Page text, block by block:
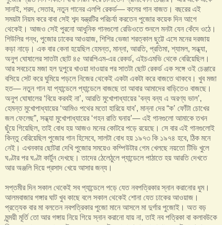
সানাই, শরদ, সেতার, নতুন গানের এলপি রেকর্ড— কলের গান বাজত। বছরের এই
সময়টা নিয়ম করে বাবা সেই শব্দ যন্ত্রটির পরিচর্যা করতেন পুজোর কয়েক দিন আগে
থেকেই। আজও সেই পুরনো আধুনিক গানগুলো রেডিওতে শুনলে মনটা যেন কেঁদে ওঠে।
শিউলির গন্ধ, পুজোর ঢাকের আওয়াজ, শিশির ভেজা শরত্কাল ছুট্টে এসে মনের দরজায়
কড়া নাড়ে। এক বার কেনা হয়েছিল হেমন্ত, মান্না, আরতি, প্রতিমা, শ্যামল, সন্ধ্যা,
অনুপ ঘোষালের সাতটা ছোট ৪৫ আরপিএম-এর রেকর্ড, এইচএমভি থেকে বেরিয়েছিল।
আর সবচেয়ে মজা হল দুপুরে খাওয়া দাওয়ার পর সাতটা ছোট রেকর্ড এক সঙ্গে ওই চেঞ্জারে
বসিয়ে সেট করে ঘুমিয়ে পড়লে নিজের থেকেই একটা একটা করে বাজতে থাকবে। খুব মজা
হত— নতুন গান যা প্যান্ডেলে প্যান্ডেলে বাজছে তা আবার আমাদের বাড়িতেও বাজছে।
অনুপ ঘোষালের ‘বিয়ে করবই না’, আরতি মুখোপাধ্যায়ের ‘বন্য বন্য এ অরণ্য ভাল’,
হেমন্ত মুখোপাধ্যায়ের ‘আমিও পথের মতো হারিয়ে যাব’, মান্না দের “ক’ ফোঁটা চোখের
জল ফেলেছ”, সন্ধ্যা মুখোপাধ্যায়ের ‘গহন রাতি ঘনায়’— এই গানগুলো আমাকে তখন
ছুঁয়ে গিয়েছিল, তাই বোধ হয় আজও মনের কোটরে পড়ে রয়েছে। সে বার এই গানগুলোই
কিন্তু বেরিয়েছিল পুজোর গান হিসেবে, সালটা বোধ হয় ১৯৭৩ কি ১৯৭৪ হবে, ঠিক মনে
নেই। এখনকার ছোটরা দেখি পুজোর সময়েও কম্পিউটার গেম খেলছে নয়তো টিভি খুলে
ঘণ্টার পর ঘণ্টা কার্টুন দেখছে। তাদের ঠেলেঠুলে প্যান্ডেলে পাঠাতে হয় আরতি দেখতে
আর অঞ্জলি দিয়ে প্রসাদ খেয়ে আসার জন্য।
সপ্তমীর দিন সকাল থেকেই সব প্যান্ডেলে পড়ে যেত নবপত্রিকার স্নান করানোর ধুম।
আলমবাজার গঙ্গার ঘাট খুব কাছে বলে সকাল থেকেই শোনা যেত ঢাকের আওয়াজ।
প্রত্যেক বার মা বলতেন নবপত্রিকার পুজো মানে আসলে মা দুর্গার পুজোই। অত বড়
মৃন্ময়ী মূর্তি তো আর গঙ্গায় নিয়ে গিয়ে স্নান করানো যায় না, তাই নব পত্রিকা বা কলাবউকে